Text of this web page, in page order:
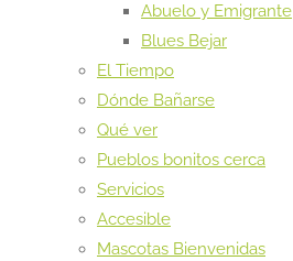
Abuelo y Emigrante
Blues Bejar
El Tiempo
Dónde Bañarse
Qué ver
Pueblos bonitos cerca
Servicios
Accesible
Mascotas Bienvenidas